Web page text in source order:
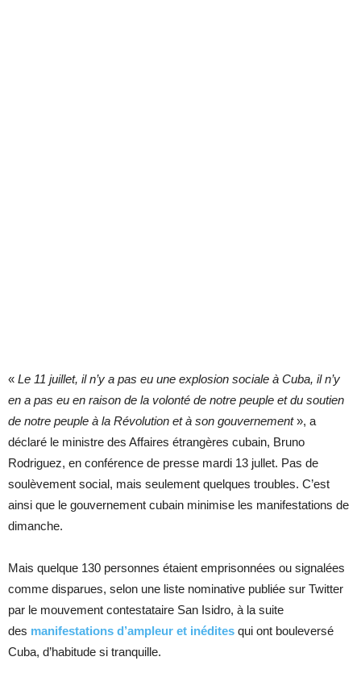
« Le 11 juillet, il n’y a pas eu une explosion sociale à Cuba, il n’y
en a pas eu en raison de la volonté de notre peuple et du soutien
de notre peuple à la Révolution et à son gouvernement», a
déclaré le ministre des Affaires étrangères cubain, Bruno
Rodriguez, en conférence de presse mardi 13 jullet. Pas de
soulèvement social, mais seulement quelques troubles. C’est
ainsi que le gouvernement cubain minimise les manifestations de
dimanche.
Mais quelque 130 personnes étaient emprisonnées ou signalées
comme disparues, selon une liste nominative publiée sur Twitter
par le mouvement contestataire San Isidro, à la suite
des manifestations d’ampleur et inédites qui ont bouleversé
Cuba, d’habitude si tranquille.